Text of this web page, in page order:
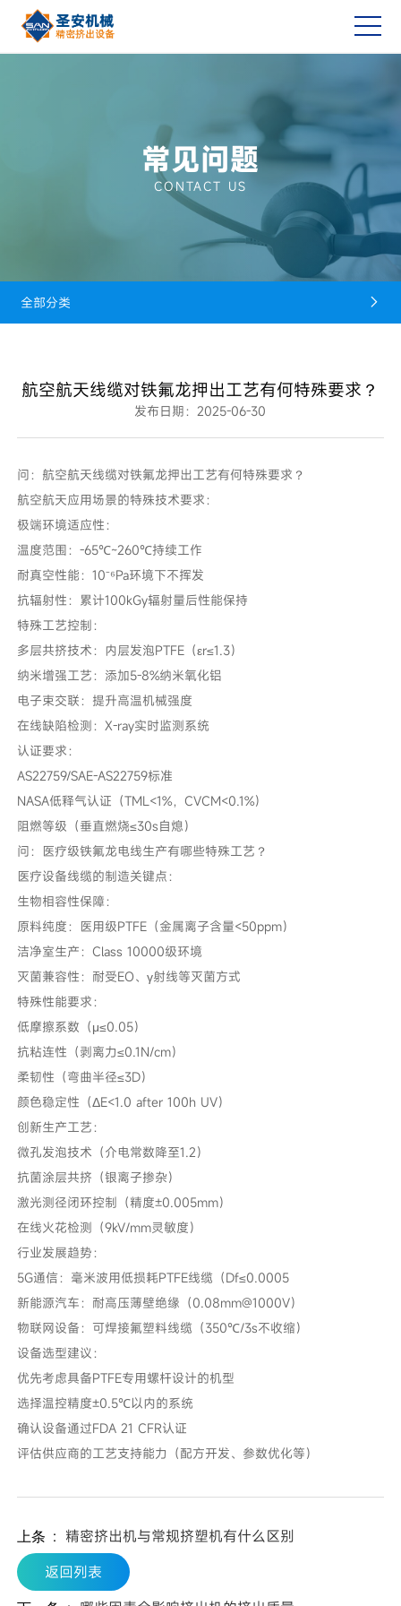
常见问题
CONTACT US
全部分类 
航空航天线缆对铁氟龙押出工艺有何特殊要求？
发布日期：2025-06-30
问：航空航天线缆对铁氟龙押出工艺有何特殊要求？
航空航天应用场景的特殊技术要求：
极端环境适应性：
温度范围：-65℃~260℃持续工作
耐真空性能：10⁻⁶Pa环境下不挥发
抗辐射性：累计100kGy辐射量后性能保持
特殊工艺控制：
多层共挤技术：内层发泡PTFE（εr≤1.3）
纳米增强工艺：添加5-8%纳米氧化铝
电子束交联：提升高温机械强度
在线缺陷检测：X-ray实时监测系统
认证要求：
AS22759/SAE-AS22759标准
NASA低释气认证（TML<1%，CVCM<0.1%）
阻燃等级（垂直燃烧≤30s自熄）
问：医疗级铁氟龙电线生产有哪些特殊工艺？
医疗设备线缆的制造关键点：
生物相容性保障：
原料纯度：医用级PTFE（金属离子含量<50ppm）
洁净室生产：Class 10000级环境
灭菌兼容性：耐受EO、γ射线等灭菌方式
特殊性能要求：
低摩擦系数（μ≤0.05）
抗粘连性（剥离力≤0.1N/cm）
柔韧性（弯曲半径≤3D）
颜色稳定性（ΔE<1.0 after 100h UV）
创新生产工艺：
微孔发泡技术（介电常数降至1.2）
抗菌涂层共挤（银离子掺杂）
激光测径闭环控制（精度±0.005mm）
在线火花检测（9kV/mm灵敏度）
行业发展趋势：
5G通信：毫米波用低损耗PTFE线缆（Df≤0.0005
新能源汽车：耐高压薄壁绝缘（0.08mm@1000V）
物联网设备：可焊接氟塑料线缆（350℃/3s不收缩）
设备选型建议：
优先考虑具备PTFE专用螺杆设计的机型
选择温控精度±0.5℃以内的系统
确认设备通过FDA 21 CFR认证
评估供应商的工艺支持能力（配方开发、参数优化等）
上条 ： 精密挤出机与常规挤塑机有什么区别
返回列表